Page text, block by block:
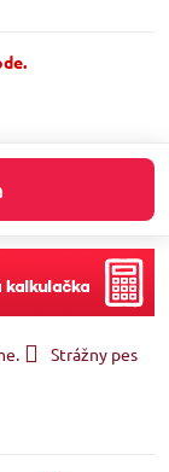
Strážny pes